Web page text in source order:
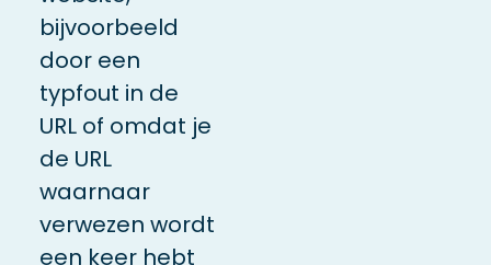
bijvoorbeeld
door een
typfout in de
URL of omdat je
de URL
waarnaar
verwezen wordt
een keer hebt